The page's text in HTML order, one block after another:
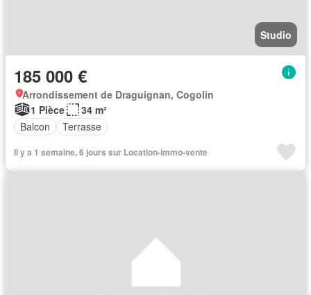
Studio
185 000 €
Arrondissement de Draguignan, Cogolin
1 Pièce
34 m²
Balcon
Terrasse
Il y a 1 semaine, 6 jours sur Location-immo-vente